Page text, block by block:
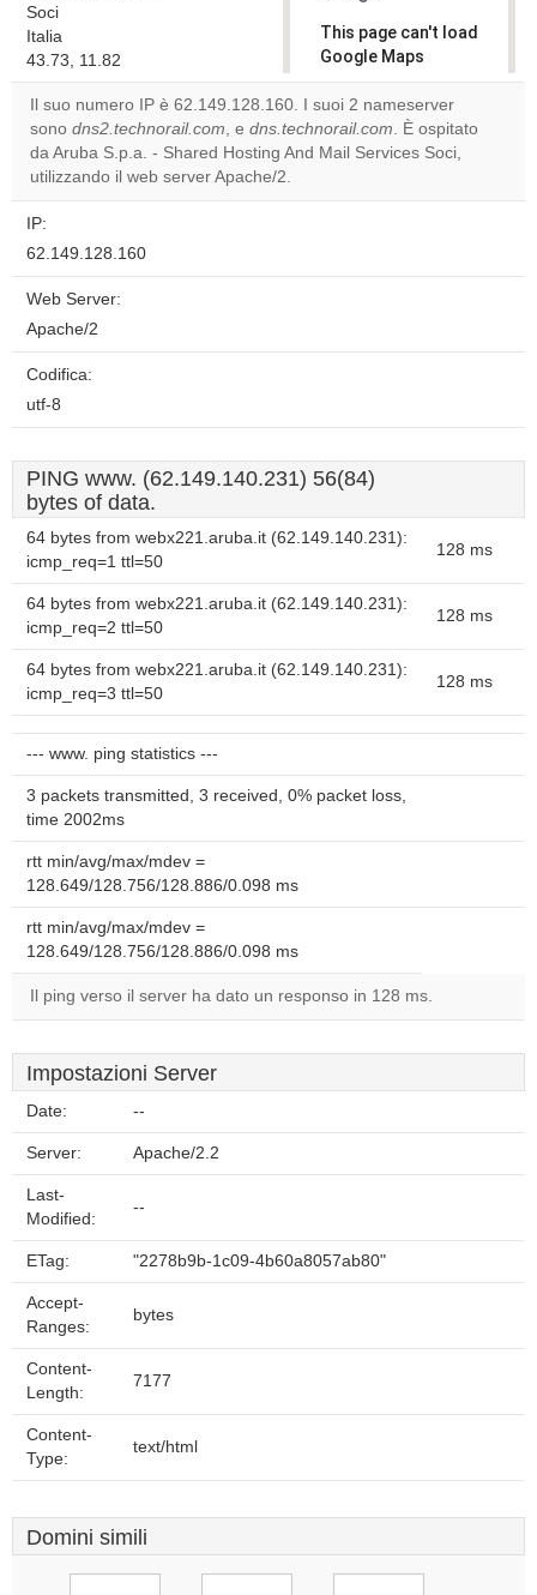
Soci
Italia
43.73, 11.82
This page can't load
Google Maps
correctly.
Do you
own this
OK
Il suo numero IP è 62.149.128.160. I suoi 2 nameserver
sono dns2.technorail.com, e dns.technorail.com. È ospitato
da Aruba S.p.a. - Shared Hosting And Mail Services Soci,
utilizzando il web server Apache/2.
IP:
62.149.128.160
Web Server:
Apache/2
Codifica:
utf-8
PING www. (62.149.140.231) 56(84)
bytes of data.
64 bytes from webx221.aruba.it (62.149.140.231):
icmp_req=1 ttl=50
128 ms
64 bytes from webx221.aruba.it (62.149.140.231):
icmp_req=2 ttl=50
128 ms
64 bytes from webx221.aruba.it (62.149.140.231):
icmp_req=3 ttl=50
128 ms
--- www. ping statistics ---
3 packets transmitted, 3 received, 0% packet loss,
time 2002ms
rtt min/avg/max/mdev =
128.649/128.756/128.886/0.098 ms
rtt min/avg/max/mdev =
128.649/128.756/128.886/0.098 ms
Il ping verso il server ha dato un responso in 128 ms.
Impostazioni Server
Date: --
Server: Apache/2.2
Last-
Modified:
--
ETag: "2278b9b-1c09-4b60a8057ab80"
Accept-
Ranges:
bytes
Content-
Length:
7177
Content-
Type:
text/html
Domini simili